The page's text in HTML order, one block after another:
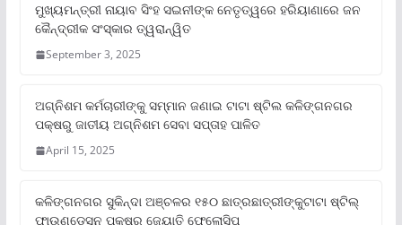
ମୁଖ୍ୟମନ୍ତ୍ରୀ ନାୟାବ ସିଂହ ସଇନୀଙ୍କ ନେତୃତ୍ୱରେ ହରିୟାଣାରେ ଜନ
କୈନ୍ଦ୍ରୀକ ସଂସ୍କାର ତ୍ୱରାନ୍ୱିତ
September 3, 2025
ଅଗ୍ନିଶମ କର୍ମଚାରୀଙ୍କୁ ସମ୍ମାନ ଜଣାଇ ଟାଟା ଷ୍ଟିଲ କଳିଙ୍ଗନଗର
ପକ୍ଷରୁ ଜାତୀୟ ଅଗ୍ନିଶମ ସେବା ସପ୍ତାହ ପାଳିତ
April 15, 2025
କଳିଙ୍ଗନଗର ସୁକିନ୍ଦା ଅଞ୍ଚଳର ୧୫୦ ଛାତ୍ରଛାତ୍ରୀଙ୍କୁଟାଟା ଷ୍ଟିଲ୍
ଫାଉଣ୍ଡେସନ ପକ୍ଷରୁ ଜ୍ୟୋତି ଫେଲୋସିପ୍‌